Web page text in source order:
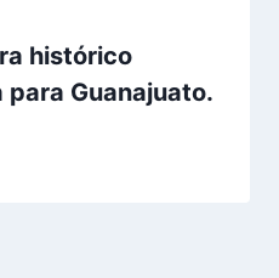
histórico
Guanajuato.